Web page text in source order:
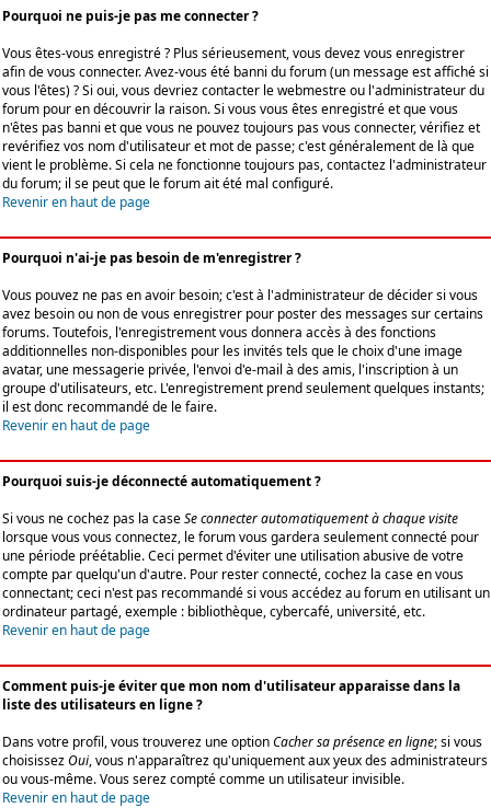
Pourquoi ne puis-je pas me connecter ?
Vous êtes-vous enregistré ? Plus sérieusement, vous devez vous enregistrer
afin de vous connecter. Avez-vous été banni du forum (un message est affiché si
vous l'êtes) ? Si oui, vous devriez contacter le webmestre ou l'administrateur du
forum pour en découvrir la raison. Si vous vous êtes enregistré et que vous
n'êtes pas banni et que vous ne pouvez toujours pas vous connecter, vérifiez et
revérifiez vos nom d'utilisateur et mot de passe; c'est généralement de là que
vient le problème. Si cela ne fonctionne toujours pas, contactez l'administrateur
du forum; il se peut que le forum ait été mal configuré.
Revenir en haut de page
Pourquoi n'ai-je pas besoin de m'enregistrer ?
Vous pouvez ne pas en avoir besoin; c'est à l'administrateur de décider si vous
avez besoin ou non de vous enregistrer pour poster des messages sur certains
forums. Toutefois, l'enregistrement vous donnera accès à des fonctions
additionnelles non-disponibles pour les invités tels que le choix d'une image
avatar, une messagerie privée, l'envoi d'e-mail à des amis, l'inscription à un
groupe d'utilisateurs, etc. L'enregistrement prend seulement quelques instants;
il est donc recommandé de le faire.
Revenir en haut de page
Pourquoi suis-je déconnecté automatiquement ?
Si vous ne cochez pas la caseSe connecter automatiquement à chaque visite
lorsque vous vous connectez, le forum vous gardera seulement connecté pour
une période préétablie. Ceci permet d'éviter une utilisation abusive de votre
compte par quelqu'un d'autre. Pour rester connecté, cochez la case en vous
connectant; ceci n'est pas recommandé si vous accédez au forum en utilisant un
ordinateur partagé, exemple : bibliothèque, cybercafé, université, etc.
Revenir en haut de page
Comment puis-je éviter que mon nom d'utilisateur apparaisse dans la
liste des utilisateurs en ligne ?
Dans votre profil, vous trouverez une optionCacher sa présence en ligne; si vous
choisissezOui, vous n'apparaîtrez qu'uniquement aux yeux des administrateurs
ou vous-même. Vous serez compté comme un utilisateur invisible.
Revenir en haut de page